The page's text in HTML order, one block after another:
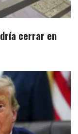
cerrar en